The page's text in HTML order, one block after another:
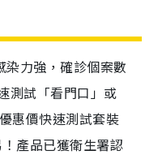
力強，確診個案數
測試「看門口」或
惠價快速測試套裝
產品已獲衛生署認